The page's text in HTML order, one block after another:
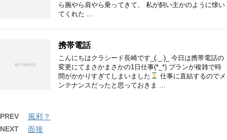
ら腕やら肩やら乗ってきて、 私が飼い主かのように懐い
てくれた …
携帯電話
こんにちはクラシード長崎です_(._.)_ 今日は携帯電話の
変更にてまさかまさかの1日仕事(*_*) プランが複雑で時
間がかかりすぎてしまいました
仕事に直結するのでメ
ンテナンスだったと思っておきま …
PREV 風邪？
NEXT 面接